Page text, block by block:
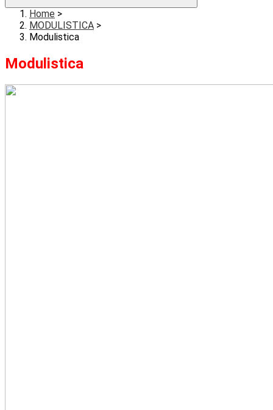
Home >
MODULISTICA >
Modulistica
Modulistica